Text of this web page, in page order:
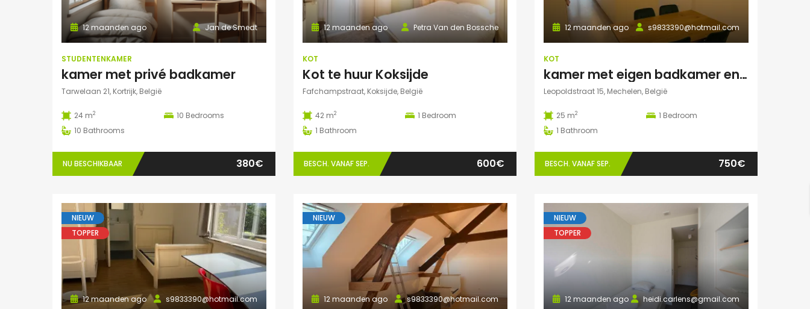
Jan de Smedt
12 maanden ago
STUDENTENKAMER
kamer met privé badkamer
Tarwelaan 21, Kortrijk, België
24 m2 10 Bedrooms
10 Bathrooms
NU BESCHIKBAAR 380€
Petra Van den Bossche
12 maanden ago
KOT
Kot te huur Koksijde
Fafchampstraat, Koksijde, België
42 m2 1 Bedroom
1 Bathroom
BESCH. VANAF SEP. 600€
s9833390@hotmail.com
12 maanden ago
KOT
kamer met eigen badkamer en TERRAS
Leopoldstraat 15, Mechelen, België
25 m2 1 Bedroom
1 Bathroom
BESCH. VANAF SEP. 750€
NIEUW
TOPPER
s9833390@hotmail.com
12 maanden ago
NIEUW
s9833390@hotmail.com
12 maanden ago
NIEUW
TOPPER
heidi.carlens@gmail.com
12 maanden ago